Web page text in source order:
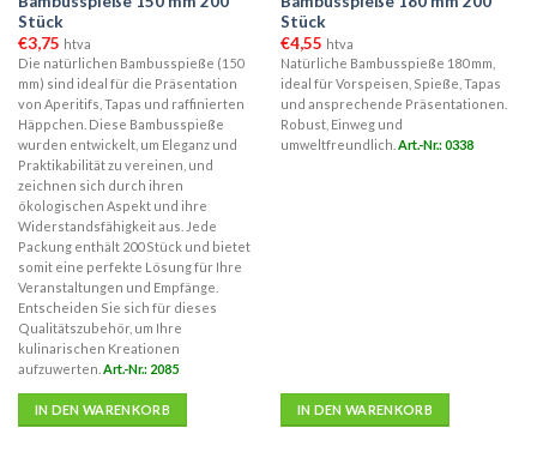
Stück
€3,75 htva
Die natürlichen Bambusspieße (150
mm) sind ideal für die Präsentation
von Aperitifs, Tapas und raffinierten
Häppchen. Diese Bambusspieße
wurden entwickelt, um Eleganz und
Praktikabilität zu vereinen, und
zeichnen sich durch ihren
ökologischen Aspekt und ihre
Widerstandsfähigkeit aus. Jede
Packung enthält 200 Stück und bietet
somit eine perfekte Lösung für Ihre
Veranstaltungen und Empfänge.
Entscheiden Sie sich für dieses
Qualitätszubehör, um Ihre
kulinarischen Kreationen
aufzuwerten. Art.-Nr.: 2085
IN DEN WARENKORB
Stück
€4,55 htva
Natürliche Bambusspieße 180 mm,
ideal für Vorspeisen, Spieße, Tapas
und ansprechende Präsentationen.
Robust, Einweg und
umweltfreundlich. Art.-Nr.: 0338
IN DEN WARENKORB